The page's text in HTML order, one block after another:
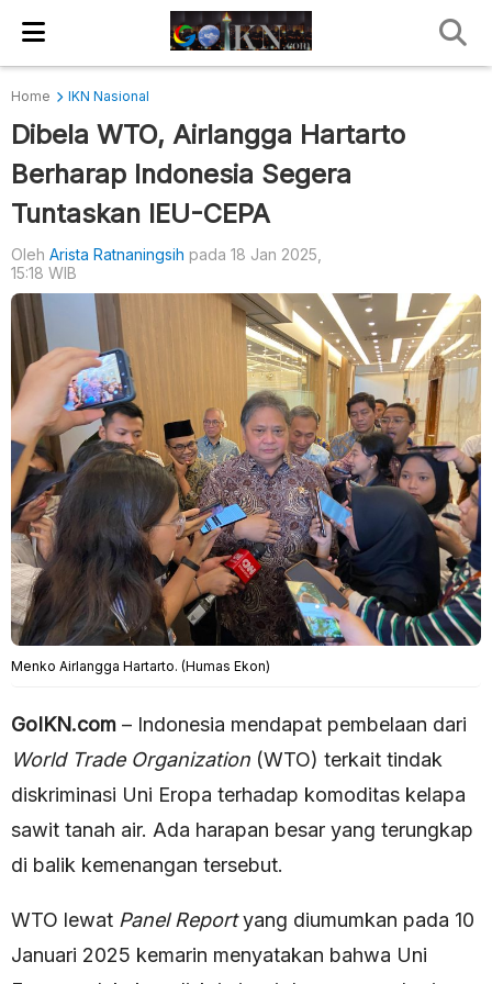
Home IKN Nasional
Dibela WTO, Airlangga Hartarto
Berharap Indonesia Segera
Tuntaskan IEU-CEPA
Oleh Arista Ratnaningsih pada 18 Jan 2025,
15:18 WIB
Menko Airlangga Hartarto. (Humas Ekon)
GoIKN.com – Indonesia mendapat pembelaan dari
World Trade Organization (WTO) terkait tindak
diskriminasi Uni Eropa terhadap komoditas kelapa
sawit tanah air. Ada harapan besar yang terungkap
di balik kemenangan tersebut.
WTO lewat Panel Reportyang diumumkan pada 10
Januari 2025 kemarin menyatakan bahwa Uni